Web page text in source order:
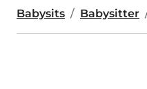
Babysits Babysitter